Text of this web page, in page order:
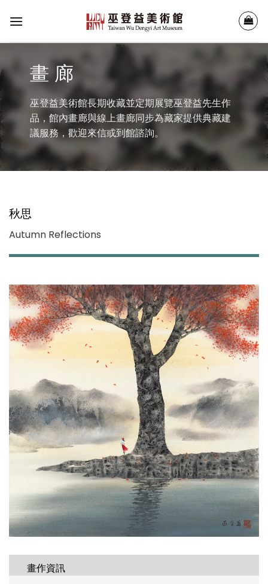
畫 廊
巫登益美術館長期收藏並定期展覽巫登益先生作
品，館內畫廊與線上畫廊同步為藏家提供典藏建
議服務，歡迎來信或到館諮詢。
秋思
Autumn Reflections
畫作資訊